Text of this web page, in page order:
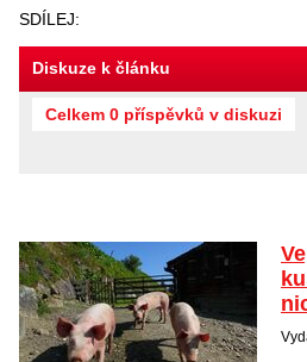
SDÍLEJ:
Diskuze k článku
Celkem 0 příspěvků v diskuzi